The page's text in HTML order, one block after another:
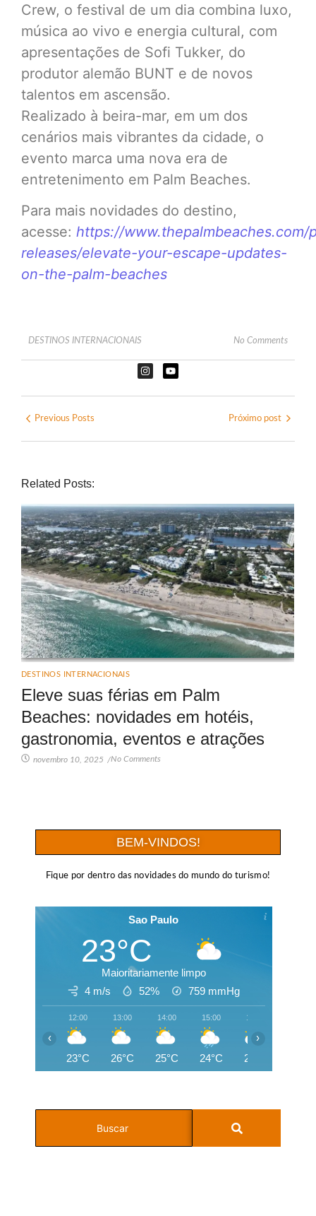
Crew, o festival de um dia combina luxo,
música ao vivo e energia cultural, com
apresentações de Sofi Tukker, do
produtor alemão BUNT e de novos
talentos em ascensão.
Realizado à beira-mar, em um dos
cenários mais vibrantes da cidade, o
evento marca uma nova era de
entretenimento em Palm Beaches.
Para mais novidades do destino,
acesse: https://www.thepalmbeaches.com/
releases/elevate-your-escape-updates-
on-the-palm-beaches
DESTINOS INTERNACIONAIS No Comments
Previous Posts Próximo post
Related Posts:
DESTINOS INTERNACIONAIS
Eleve suas férias em Palm
Beaches: novidades em hotéis,
gastronomia, eventos e atrações
novembro 10, 2025 /No Comments
BEM-VINDOS!
Fique por dentro das novidades do mundo do turismo!
Sao Paulo
23°C
Maioritariamente limpo
4 m/s
52% 759 mmHg
12:00
23°C
13:00
26°C
14:00
25°C
15:00
24°C
16:00
24°C
‹ ›